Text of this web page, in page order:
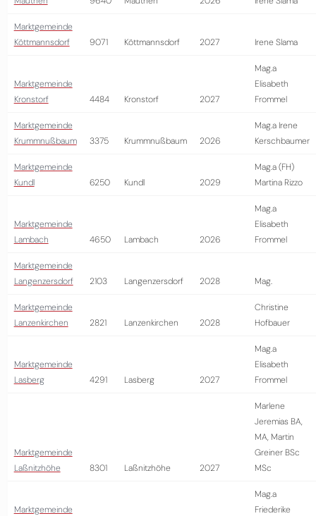
Marktgemeinde
Köttmannsdorf
9071 Köttmannsdorf 2027 Irene Slama
Marktgemeinde
Kronstorf
4484 Kronstorf 2027
Mag.a
Elisabeth
Frommel
Marktgemeinde
Krummnußbaum
3375 Krummnußbaum 2026
Mag.a Irene
Kerschbaumer
Marktgemeinde
Kundl
6250 Kundl 2029
Mag.a (FH)
Martina Rizzo
Marktgemeinde
Lambach
4650 Lambach 2026
Mag.a
Elisabeth
Frommel
Marktgemeinde
Langenzersdorf
2103 Langenzersdorf 2028 Mag.
Marktgemeinde
Lanzenkirchen
2821 Lanzenkirchen 2028
Christine
Hofbauer
Marktgemeinde
Lasberg
4291 Lasberg 2027
Mag.a
Elisabeth
Frommel
Marktgemeinde
Laßnitzhöhe
8301 Laßnitzhöhe 2027
Marlene
Jeremias BA,
MA, Martin
Greiner BSc
MSc
Marktgemeinde
Mag.a
Friederike